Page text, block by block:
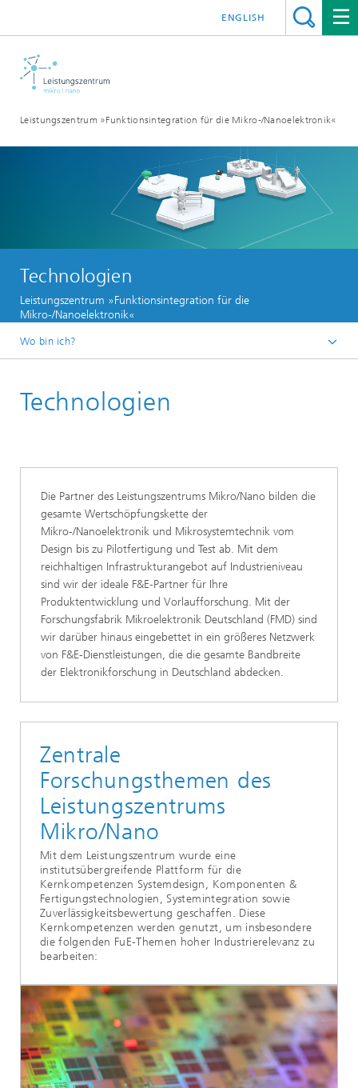
Leistungszentrum »Funktionsintegration für die Mikro-/Nanoelektronik«
ENGLISH
Technologien
Leistungszentrum »Funktionsintegration für die
Mikro-/Nanoelektronik«
Wo bin ich?
Technologien
Die Partner des Leistungszentrums Mikro/Nano bilden die
gesamte Wertschöpfungskette der
Mikro-/Nanoelektronik und Mikrosystemtechnik vom
Design bis zu Pilotfertigung und Test ab. Mit dem
reichhaltigen Infrastrukturangebot auf Industrieniveau
sind wir der ideale F&E-Partner für Ihre
Produktentwicklung und Vorlaufforschung. Mit der
Forschungsfabrik Mikroelektronik Deutschland (FMD) sind
wir darüber hinaus eingebettet in ein größeres Netzwerk
von F&E-Dienstleistungen, die die gesamte Bandbreite
der Elektronikforschung in Deutschland abdecken.
Zentrale
Forschungsthemen des
Leistungszentrums
Mikro/Nano
Mit dem Leistungszentrum wurde eine
institutsübergreifende Plattform für die
Kernkompetenzen Systemdesign, Komponenten &
Fertigungstechnologien, Systemintegration sowie
Zuverlässigkeitsbewertung geschaffen. Diese
Kernkompetenzen werden genutzt, um insbesondere
die folgenden FuE-Themen hoher Industrierelevanz zu
bearbeiten: